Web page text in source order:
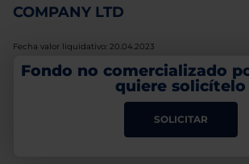
COMPANY LTD
Fecha valor liquidativo: 20.04.2023
Fondo no comercializado
quiere solicítelo
SOLICITAR